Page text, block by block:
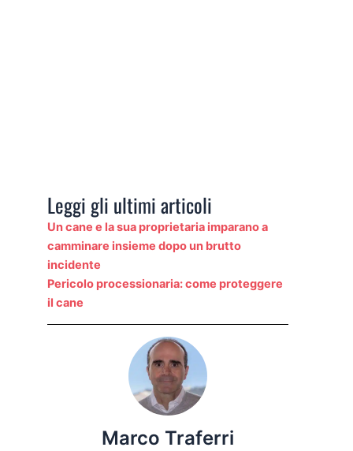
Leggi gli ultimi articoli
Un cane e la sua proprietaria imparano a
camminare insieme dopo un brutto
incidente
Pericolo processionaria: come proteggere
il cane
Marco Traferri